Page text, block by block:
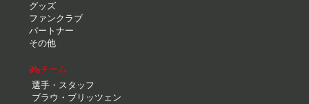
グッズ
ファンクラブ
パートナー
その他
チーム
選手・スタッフ
ブラウ・ブリッツェン